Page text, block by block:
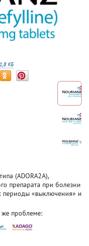
КБ
(ADORA2A),
препарата при болезни
периоды «выключения» и
же проблеме: